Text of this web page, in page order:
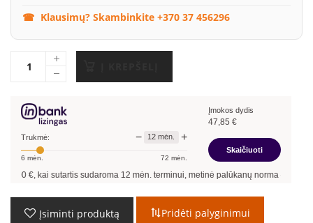
Klausimų? Skambinkite +370 37 456296
Trukmė: − 12 mėn. +
6 mėn. 72 mėn.
Įmokos dydis
47,85 €
Skaičiuoti
sutartis sudaroma12mėn. terminui, metinė palūkanų norma –13,90%,
Įsiminti produktą Pridėti palyginimui